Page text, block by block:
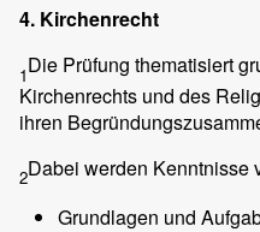
4. Kirchenrecht
1Die Prüfung thematisiert
Kirchenrechts und des
ihren
2Dabei werden Kenntnisse
Grundlagen und